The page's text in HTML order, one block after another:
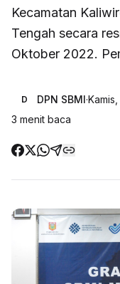
Kecamatan
Tengah secara
Oktober 2022.
D DPN SBMI·
3 menit baca